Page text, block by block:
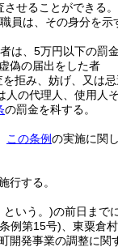
せることができる。
員は、その身分を
は、5万円以下の罰金
偽の届出をした者
拒み、妨げ、又は
の代理人、使用人
の罰金を科する。
この条例の実施に関
行する。
という。)の前日まで
例第15号) 、東粟倉
町開発事業の調整に関